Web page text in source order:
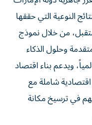
النوعية التي حققها
من خلال نموذج
وحلول الذكاء
ويدعم بناء اقتصاد
شاملة مع
في ترسيخ مكانة